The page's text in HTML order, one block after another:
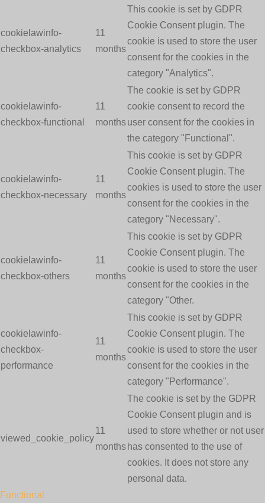
cookielawinfo-
checkbox-analytics
11
months
This cookie is set by GDPR
Cookie Consent plugin. The
cookie is used to store the user
consent for the cookies in the
category "Analytics".
cookielawinfo-
checkbox-functional
11
months
The cookie is set by GDPR
cookie consent to record the
user consent for the cookies in
the category "Functional".
cookielawinfo-
checkbox-necessary
11
months
This cookie is set by GDPR
Cookie Consent plugin. The
cookies is used to store the user
consent for the cookies in the
category "Necessary".
cookielawinfo-
checkbox-others
11
months
This cookie is set by GDPR
Cookie Consent plugin. The
cookie is used to store the user
consent for the cookies in the
category "Other.
cookielawinfo-
checkbox-
performance
11
months
This cookie is set by GDPR
Cookie Consent plugin. The
cookie is used to store the user
consent for the cookies in the
category "Performance".
viewed_cookie_policy
11
months
The cookie is set by the GDPR
Cookie Consent plugin and is
used to store whether or not user
has consented to the use of
cookies. It does not store any
personal data.
Functional